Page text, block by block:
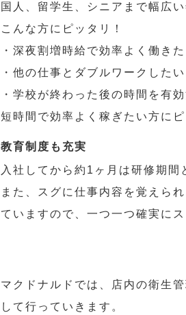
国人、留学生、シニアまで幅広
こんな方にピッタリ！
・深夜割増時給で効率よく働き
・他の仕事とダブルワークしたい
・学校が終わった後の時間を有
短時間で効率よく稼ぎたい方に
教育制度も充実
入社してから約1ヶ月は研修期
また、スグに仕事内容を覚えら
ていますので、一つ一つ確実に
マクドナルドでは、店内の衛生
して行っていきます。